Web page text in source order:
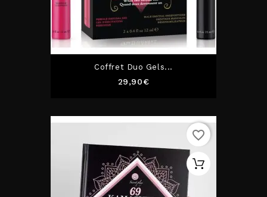
Coffret Duo Gels...
29,90€Prix
favorite_border